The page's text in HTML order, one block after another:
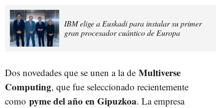
IBM elige a Euskadi para instalar su primer
gran procesador cuántico de Europa
Dos novedades que se unen a la de Multiverse
Computing, que fue seleccionado recientemente
como pyme del año en Gipuzkoa. La empresa